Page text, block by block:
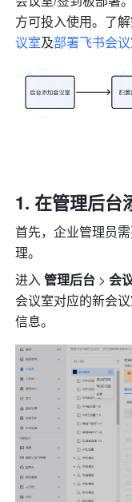
方可投入使用。了
议室及部署飞书会
在管理后台
首先，企业管理员
理。
进入 管理后台 > 会
会议室对应的新会
信息。